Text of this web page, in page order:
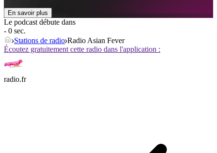
En savoir plus
Le podcast débute dans
- 0 sec.
Stations de radio Radio Asian Fever
Écoutez gratuitement cette radio dans l'application :
radio.fr